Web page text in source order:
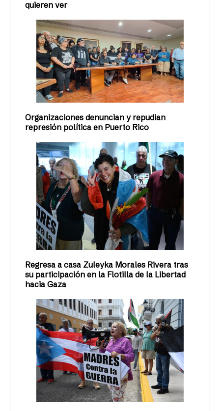
quieren ver
Organizaciones denuncian y repudian
represión política en Puerto Rico
Regresa a casa Zuleyka Morales Rivera tras
su participación en la Flotilla de la Libertad
hacia Gaza